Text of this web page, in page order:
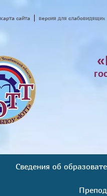
карта сайта версия для слабовидящих
Сведения об